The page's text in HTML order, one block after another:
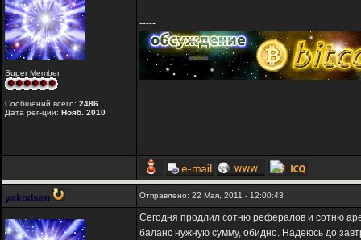
Super Member
Сообщений всего: 2486
Дата рег-ции: Нояб. 2010
-----
yakodsen Отправлено: 22 Мая, 2011 - 12:00:43
Сегодня продлил сотню рефералов и сотню
баланс нужную сумму, обидно. Надеюсь до